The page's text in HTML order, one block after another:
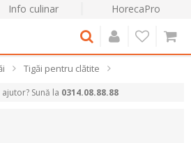
Info culinar HorecaPro
Tigăi pentru clătite
Sună la 0314.08.88.88